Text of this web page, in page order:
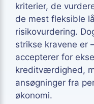
kriterier, de
de mest fleksible
risikovurdering.
strikse kravene er
accepterer for
kreditværdighed,
ansøgninger fra
økonomi.